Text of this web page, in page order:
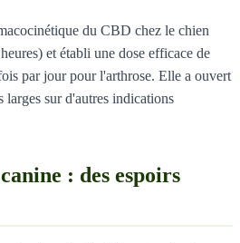
du CBD chez le chien
et établi une dose efficace de
par jour pour l'arthrose. Elle a ouvert
larges sur d'autres indications
: des espoirs